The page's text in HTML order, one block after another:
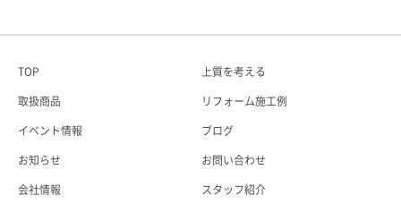
TOP 上質を考える
取扱商品 リフォーム施工例
イベント情報 ブログ
お知らせ お問い合わせ
会社情報 スタッフ紹介